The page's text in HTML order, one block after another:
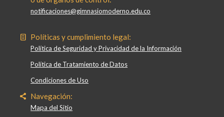
notificaciones@gimnasiomoderno.edu.co
Políticas y cumplimiento legal:
Política de Seguridad y Privacidad de la Información
Política de Tratamiento de Datos
Condiciones de Uso
Navegación:
Mapa del Sitio